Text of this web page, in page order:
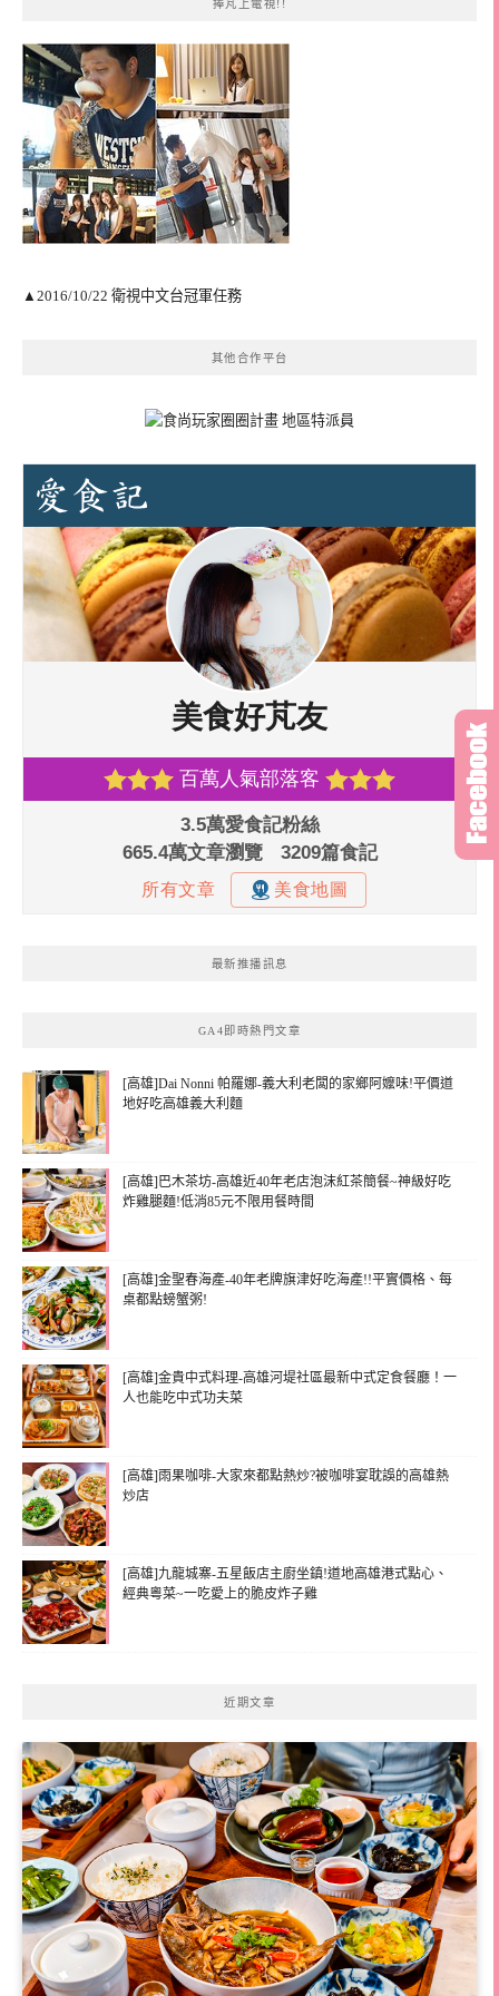
捧芃上電視!!
▲2016/10/22 衛視中文台冠軍任務
其他合作平台
最新推播訊息
GA4即時熱門文章
[高雄]Dai Nonni 帕羅娜-義大利老闆的家鄉阿嬤味!平價道
地好吃高雄義大利麵
[高雄]巴木茶坊-高雄近40年老店泡沫紅茶簡餐~神級好吃
炸雞腿麵!低消85元不限用餐時間
[高雄]金聖春海產-40年老牌旗津好吃海產!!平實價格、每
桌都點螃蟹粥!
[高雄]金貴中式料理-高雄河堤社區最新中式定食餐廳！一
人也能吃中式功夫菜
[高雄]雨果咖啡-大家來都點熱炒?被咖啡宴耽誤的高雄熱
炒店
[高雄]九龍城寨-五星飯店主廚坐鎮!道地高雄港式點心、
經典粵菜~一吃愛上的脆皮炸子雞
近期文章